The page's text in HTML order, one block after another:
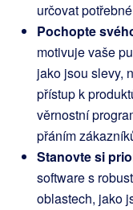
určovat
Pochopte
motivuje vaše
jako jsou slevy,
přístup k
věrnostní
přáním
Stanovte si
software s
oblastech, jako